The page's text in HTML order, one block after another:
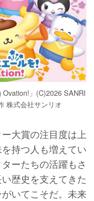
Ovation!」(C)2026 SANRI
株式会社サンリオ
大賞の注目度は上
持つ人も増えてい
ーたちの活躍もさ
歴史を支えてきた
いてこそだ。未来